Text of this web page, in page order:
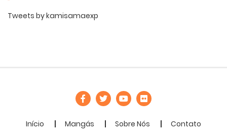
Tweets by kamisamaexp
Início Mangás Sobre Nós Contato